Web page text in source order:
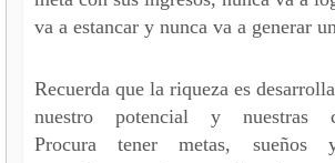
va a estancar y nunca va a generar
Recuerda que la riqueza es
nuestro potencial y nuestras
Procura tener metas, sueños